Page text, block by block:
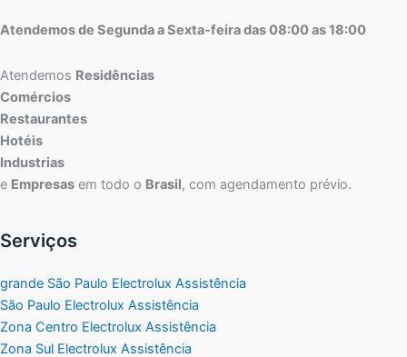
Atendemos de Segunda a Sexta-feira das 08:00 as 18:00
Atendemos Residências
Comércios
Restaurantes
Hotéis
Industrias
e Empresas em todo o Brasil, com agendamento prévio.
Serviços
grande São Paulo Electrolux Assistência
São Paulo Electrolux Assistência
Zona Centro Electrolux Assistência
Zona Sul Electrolux Assistência